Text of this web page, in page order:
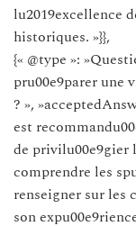
lu2019excellence
historiques. »}},
{« @type »:
pru00e9parer une
? »,
est
de privilu00e9gier
comprendre les
renseigner sur les
son